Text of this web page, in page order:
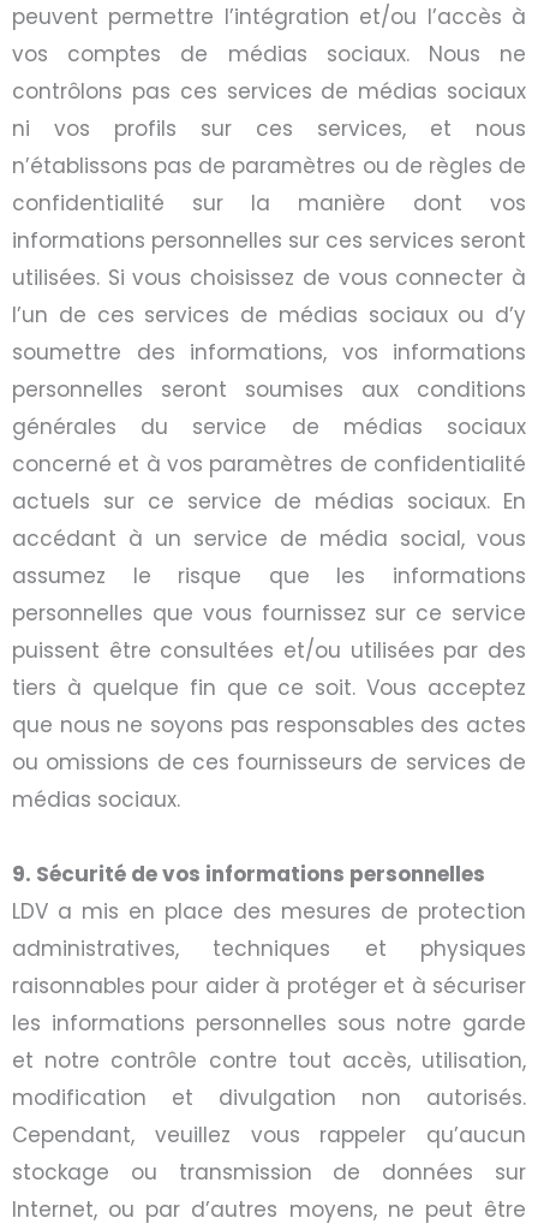
peuvent permettre l’intégration et/ou l’accès à
vos comptes de médias sociaux. Nous ne
contrôlons pas ces services de médias sociaux
ni vos profils sur ces services, et nous
n’établissons pas de paramètres ou de règles de
confidentialité sur la manière dont vos
informations personnelles sur ces services seront
utilisées. Si vous choisissez de vous connecter à
l’un de ces services de médias sociaux ou d’y
soumettre des informations, vos informations
personnelles seront soumises aux conditions
générales du service de médias sociaux
concerné et à vos paramètres de confidentialité
actuels sur ce service de médias sociaux. En
accédant à un service de média social, vous
assumez le risque que les informations
personnelles que vous fournissez sur ce service
puissent être consultées et/ou utilisées par des
tiers à quelque fin que ce soit. Vous acceptez
que nous ne soyons pas responsables des actes
ou omissions de ces fournisseurs de services de
médias sociaux.
9. Sécurité de vos informations personnelles
LDV a mis en place des mesures de protection
administratives, techniques et physiques
raisonnables pour aider à protéger et à sécuriser
les informations personnelles sous notre garde
et notre contrôle contre tout accès, utilisation,
modification et divulgation non autorisés.
Cependant, veuillez vous rappeler qu’aucun
stockage ou transmission de données sur
Internet, ou par d’autres moyens, ne peut être